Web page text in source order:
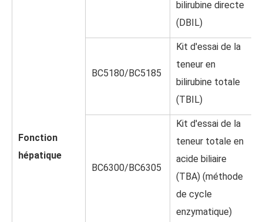
Fonction
hépatique
bilirubine directe
(DBIL)
BC5180/BC5185
Kit d'essai de la
teneur en
bilirubine totale
(TBIL)
BC6300/BC6305
Kit d'essai de la
teneur totale en
acide biliaire
(TBA) (méthode
de cycle
enzymatique)